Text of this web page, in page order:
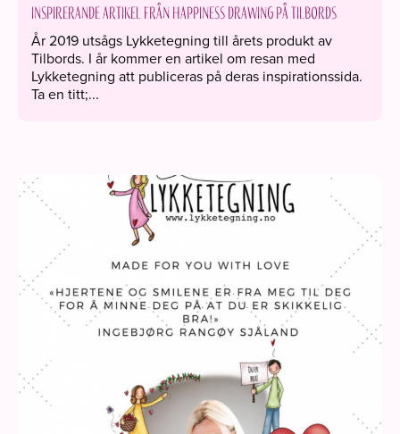
Inspirerande artikel från Happiness Drawing på Tilbords
År 2019 utsågs Lykketegning till årets produkt av
Tilbords. I år kommer en artikel om resan med
Lykketegning att publiceras på deras inspirationssida.
Ta en titt;...